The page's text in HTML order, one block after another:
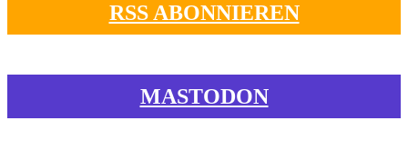
RSS ABONNIEREN
MASTODON